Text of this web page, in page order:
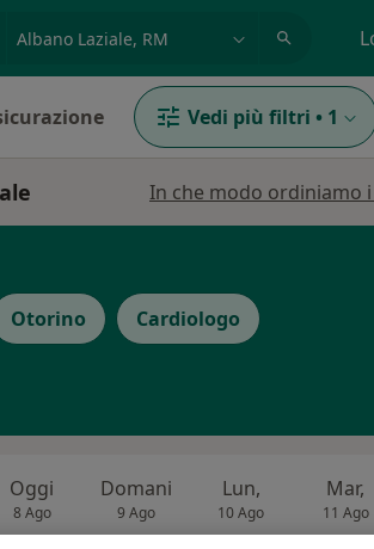
Vedi più filtri • 1
In che modo ordiniamo
Otorino Cardiologo
Oggi
8 Ago
Domani
9 Ago
Lun,
10 Ago
Mar,
11 Ago